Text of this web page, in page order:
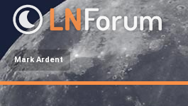
Mark Ardent